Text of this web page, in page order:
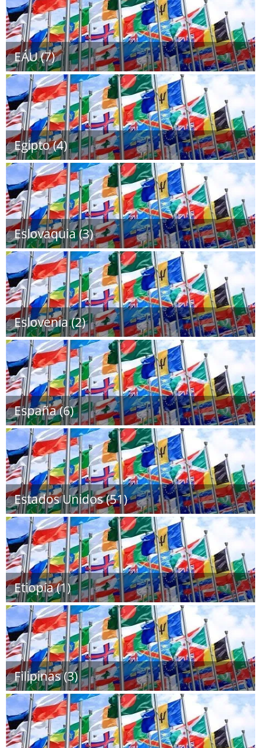
EÁU (7)
Egipto (4)
Eslovaquia (3)
Eslovenia (2)
España (6)
Estados Unidos (51)
Etiopía (1)
Filipinas (3)